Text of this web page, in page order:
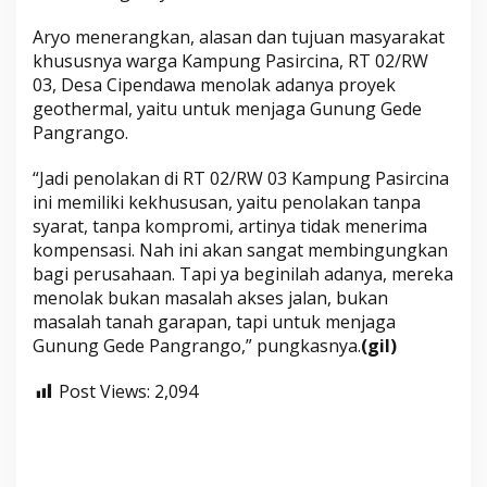
Aryo menerangkan, alasan dan tujuan masyarakat
khususnya warga Kampung Pasircina, RT 02/RW
03, Desa Cipendawa menolak adanya proyek
geothermal, yaitu untuk menjaga Gunung Gede
Pangrango.
“Jadi penolakan di RT 02/RW 03 Kampung Pasircina
ini memiliki kekhususan, yaitu penolakan tanpa
syarat, tanpa kompromi, artinya tidak menerima
kompensasi. Nah ini akan sangat membingungkan
bagi perusahaan. Tapi ya beginilah adanya, mereka
menolak bukan masalah akses jalan, bukan
masalah tanah garapan, tapi untuk menjaga
Gunung Gede Pangrango,” pungkasnya.(gil)
Post Views: 2,094